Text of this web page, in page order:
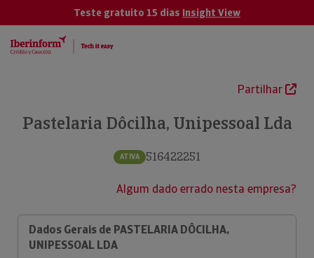
Teste gratuito 15 dias Insight View
Partilhar
Pastelaria Dôcilha, Unipessoal Lda
ATIVA 516422251
Algum dado errado nesta empresa?
Dados Gerais de PASTELARIA DÔCILHA,
UNIPESSOAL LDA